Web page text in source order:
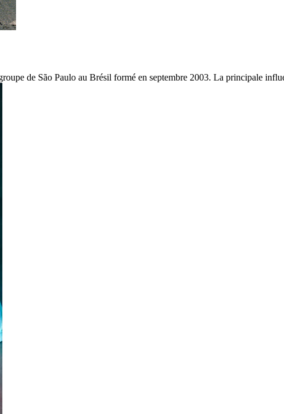
de São Paulo au Brésil formé en septembre 2003. La principale